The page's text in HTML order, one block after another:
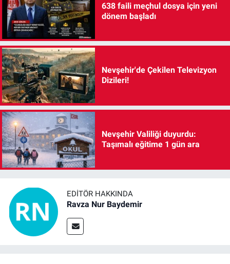
638 faili meçhul dosya için yeni
dönem başladı
Nevşehir'de Çekilen Televizyon
Dizileri!
Nevşehir Valiliği duyurdu:
Taşımalı eğitime 1 gün ara
EDITÖR HAKKINDA
Ravza Nur Baydemir